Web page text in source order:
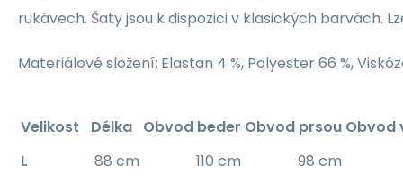
rukávech. Šaty jsou k dispozici v klasických barvách.
Materiálové složení: Elastan 4 %, Polyester 66 %,
Velikost Délka Obvod beder Obvod prsou Obvod
L
88 cm 110 cm
98 cm